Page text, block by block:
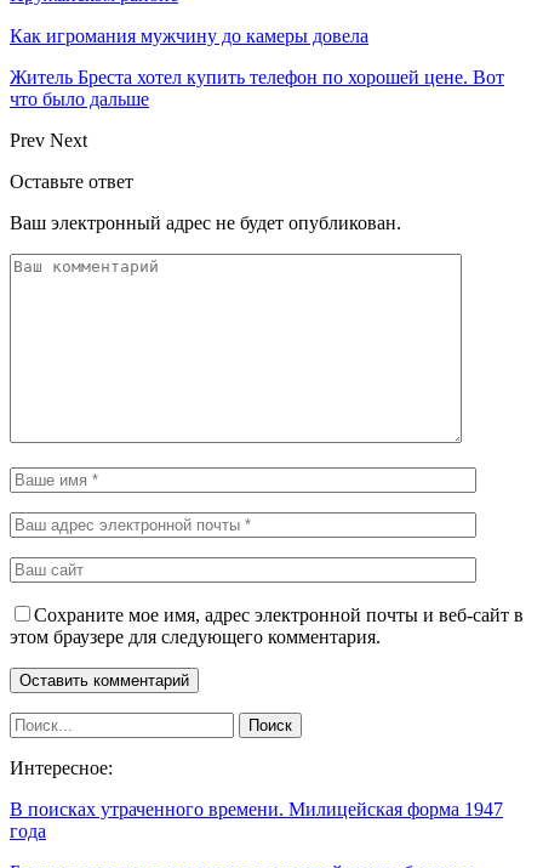
Как игромания мужчину до камеры довела
Житель Бреста хотел купить телефон по хорошей цене. Вот
что было дальше
Prev Next
Оставьте ответ
Ваш электронный адрес не будет опубликован.
Сохраните мое имя, адрес электронной почты и веб-сайт в
этом браузере для следующего комментария.
Интересное:
В поисках утраченного времени. Милицейская форма 1947
года